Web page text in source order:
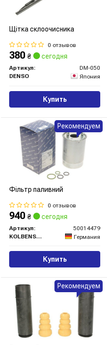
Щітка склоочисника
0 отзывов
380 ₴ сегодня
Артикул:
DM-050
DENSO
Япония
Купить
Фільтр паливний
0 отзывов
940 ₴ сегодня
Артикул:
50014479
KOLBENSCHMIDT
Германия
Купить
Рекомендуем
Рекомендуем